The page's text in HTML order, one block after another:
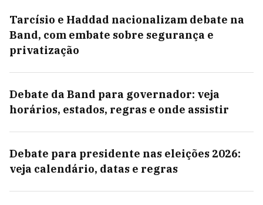
Tarcísio e Haddad nacionalizam debate na
Band, com embate sobre segurança e
privatização
Debate da Band para governador: veja
horários, estados, regras e onde assistir
Debate para presidente nas eleições 2026:
veja calendário, datas e regras